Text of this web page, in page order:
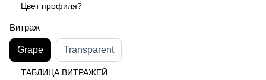
Цвет профиля?
Витраж
Grape Transparent
ТАБЛИЦА ВИТРАЖЕЙ